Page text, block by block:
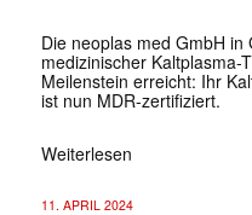
Die neoplas med GmbH in
medizinischer Kaltplasma-
Meilenstein erreicht: Ihr
ist nun MDR-zertifiziert.
Weiterlesen
11. APRIL 2024